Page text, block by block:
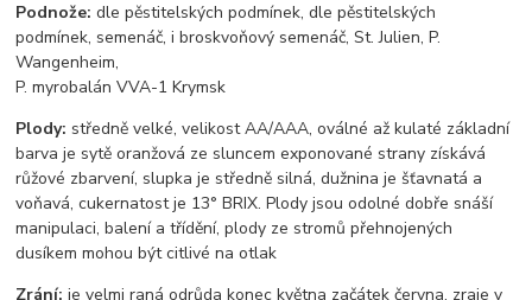
Podnože: dle pěstitelských podmínek, dle pěstitelských
podmínek, semenáč, i broskvoňový semenáč, St. Julien, P.
Wangenheim,
P. myrobalán VVA-1 Krymsk
Plody: středně velké, velikost AA/AAA, oválné až kulaté základní
barva je sytě oranžová ze sluncem exponované strany získává
růžové zbarvení, slupka je středně silná, dužnina je šťavnatá a
voňavá, cukernatost je 13° BRIX. Plody jsou odolné dobře snáší
manipulaci, balení a třídění, plody ze stromů přehnojených
dusíkem mohou být citlivé na otlak
Zrání: je velmi raná odrůda konec května začátek června, zraje v